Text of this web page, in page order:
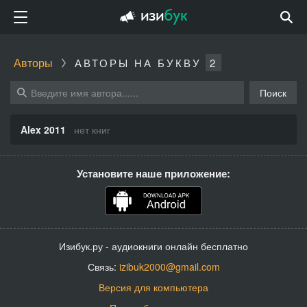
Авторы АВТОРЫ НА БУКВУ 2
Поиск
Alex 2011 нет книг
Установите наше приложение:
Изибук.ру - аудиокниги онлайн бесплатно
Связь: izibuk2000@gmail.com
Версия для компьютера